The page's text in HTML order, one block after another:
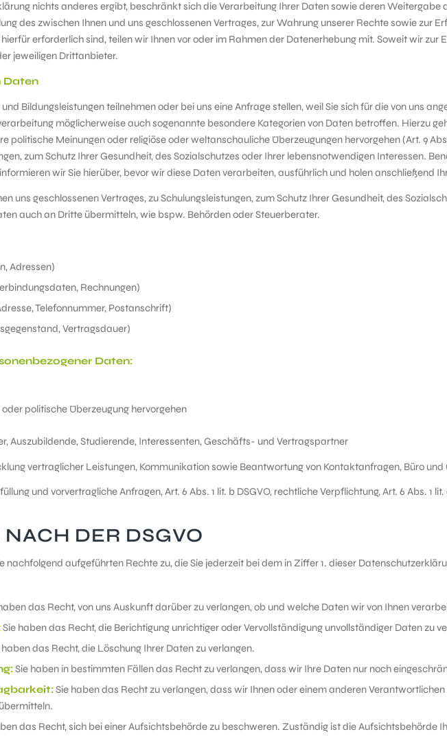
nichts anderes ergibt, beschränkt sich die Verarbeitung Ihrer Daten sowie deren
des zwischen Ihnen und uns geschlossenen Vertrages, zur Wahrung unserer Rechte sowie zur
erforderlich sind, teilen wir Ihnen vor oder im Rahmen der Datenerhebung mit. Soweit wir zur
jeweiligen Drittanbieter.
Daten
Bildungsleistungen teilnehmen oder bei uns eine Anfrage stellen, weil Sie sich für die von uns
möglicherweise auch sogenannte besondere Kategorien von Daten betroffen. Hierzu
politische Meinungen oder religiöse oder weltanschauliche Überzeugungen hervorgehen (Art. 9
zum Schutz Ihrer Gesundheit, des Sozialschutzes oder Ihrer lebensnotwendigen Interessen.
wir Sie hierüber, bevor wir diese Daten verarbeiten, ausführlich und holen anschließend
uns geschlossenen Vertrages, zu Schulungsleistungen, zum Schutz Ihrer Gesundheit, des
auch an Dritte übermitteln, wie bspw. Behörden oder Steuerberater.
Adressen)
Rechnungen)
Telefonnummer, Postanschrift)
Vertragsdauer)
Daten:
politische Überzeugung hervorgehen
Auszubildende, Studierende, Interessenten, Geschäfts- und Vertragspartner
vertraglicher Leistungen, Kommunikation sowie Beantwortung von Kontaktanfragen, Büro
und vorvertragliche Anfragen, Art. 6 Abs. 1 lit. b DSGVO, rechtliche Verpflichtung, Art. 6 Abs. 1
DER DSGVO
nachfolgend aufgeführten Rechte zu, die Sie jederzeit bei dem in Ziffer 1. dieser
das Recht, von uns Auskunft darüber zu verlangen, ob und welche Daten wir von Ihnen
Sie haben das Recht, die Berichtigung unrichtiger oder Vervollständigung unvollständiger Daten zu
haben das Recht, die Löschung Ihrer Daten zu verlangen.
Sie haben in bestimmten Fällen das Recht zu verlangen, dass wir Ihre Daten nur noch
Sie haben das Recht zu verlangen, dass wir Ihnen oder einem anderen
das Recht, sich bei einer Aufsichtsbehörde zu beschweren. Zuständig ist die Aufsichtsbehörde